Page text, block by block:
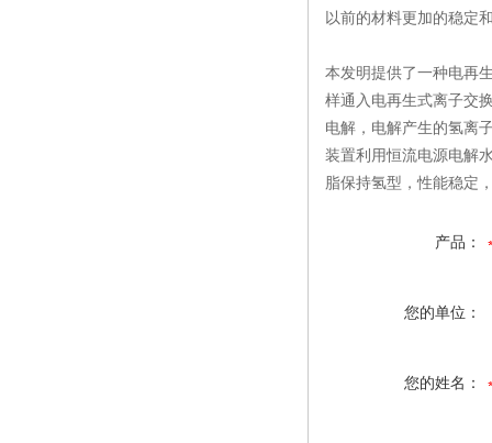
以前的材料更加的稳定
本发明提供了一种电再
样通入电再生式离子交
电解，电解产生的氢离
装置利用恒流电源电解
脂保持氢型，性能稳定
产品：
您的单位：
您的姓名：